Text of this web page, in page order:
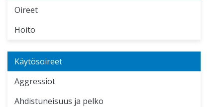
Oireet
Hoito
Käytösoireet
Aggressiot
Ahdistuneisuus ja pelko